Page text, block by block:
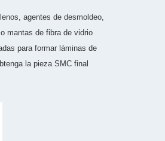
agentes de desmoldeo,
mantas de fibra de vidrio
para formar láminas de
la pieza SMC final